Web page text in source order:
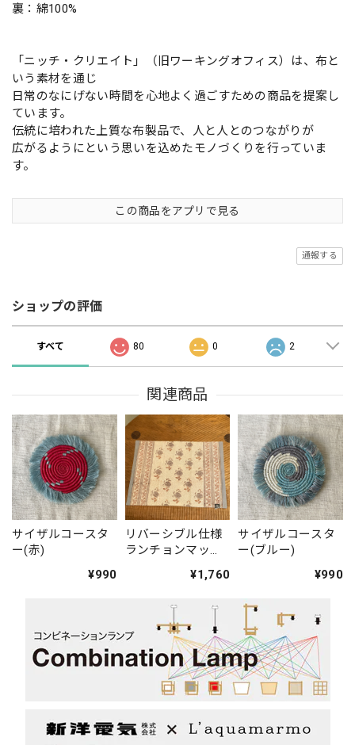
裏：綿100%
「ニッチ・クリエイト」（旧ワーキングオフィス）は、布と
いう素材を通じ
日常のなにげない時間を心地よく過ごすための商品を提案し
ています。
伝統に培われた上質な布製品で、人と人とのつながりが
広がるようにという思いを込めたモノづくりを行っていま
す。
この商品をアプリで見る
通報する
ショップの評価
すべて 80 0 2
関連商品
サイザルコースタ
ー(赤)
¥990
リバーシブル仕様
ランチョンマッ
¥1,760
サイザルコースタ
ー(ブルー)
¥990